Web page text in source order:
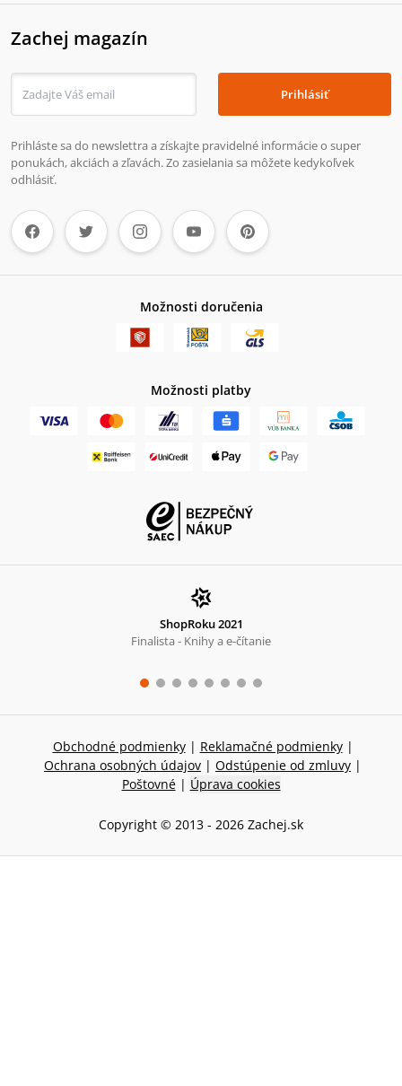
Zachej magazín
Prihlásiť
Prihláste sa do newslettra a získajte pravidelné informácie o super
ponukách, akciách a zľavách. Zo zasielania sa môžete kedykoľvek
odhlásiť.
Možnosti doručenia
Možnosti platby
ShopRoku 2021
Finalista - Knihy a e-čítanie
Obchodné podmienky | Reklamačné podmienky |
Ochrana osobných údajov | Odstúpenie od zmluvy |
Poštovné | Úprava cookies
Copyright © 2013 - 2026 Zachej.sk